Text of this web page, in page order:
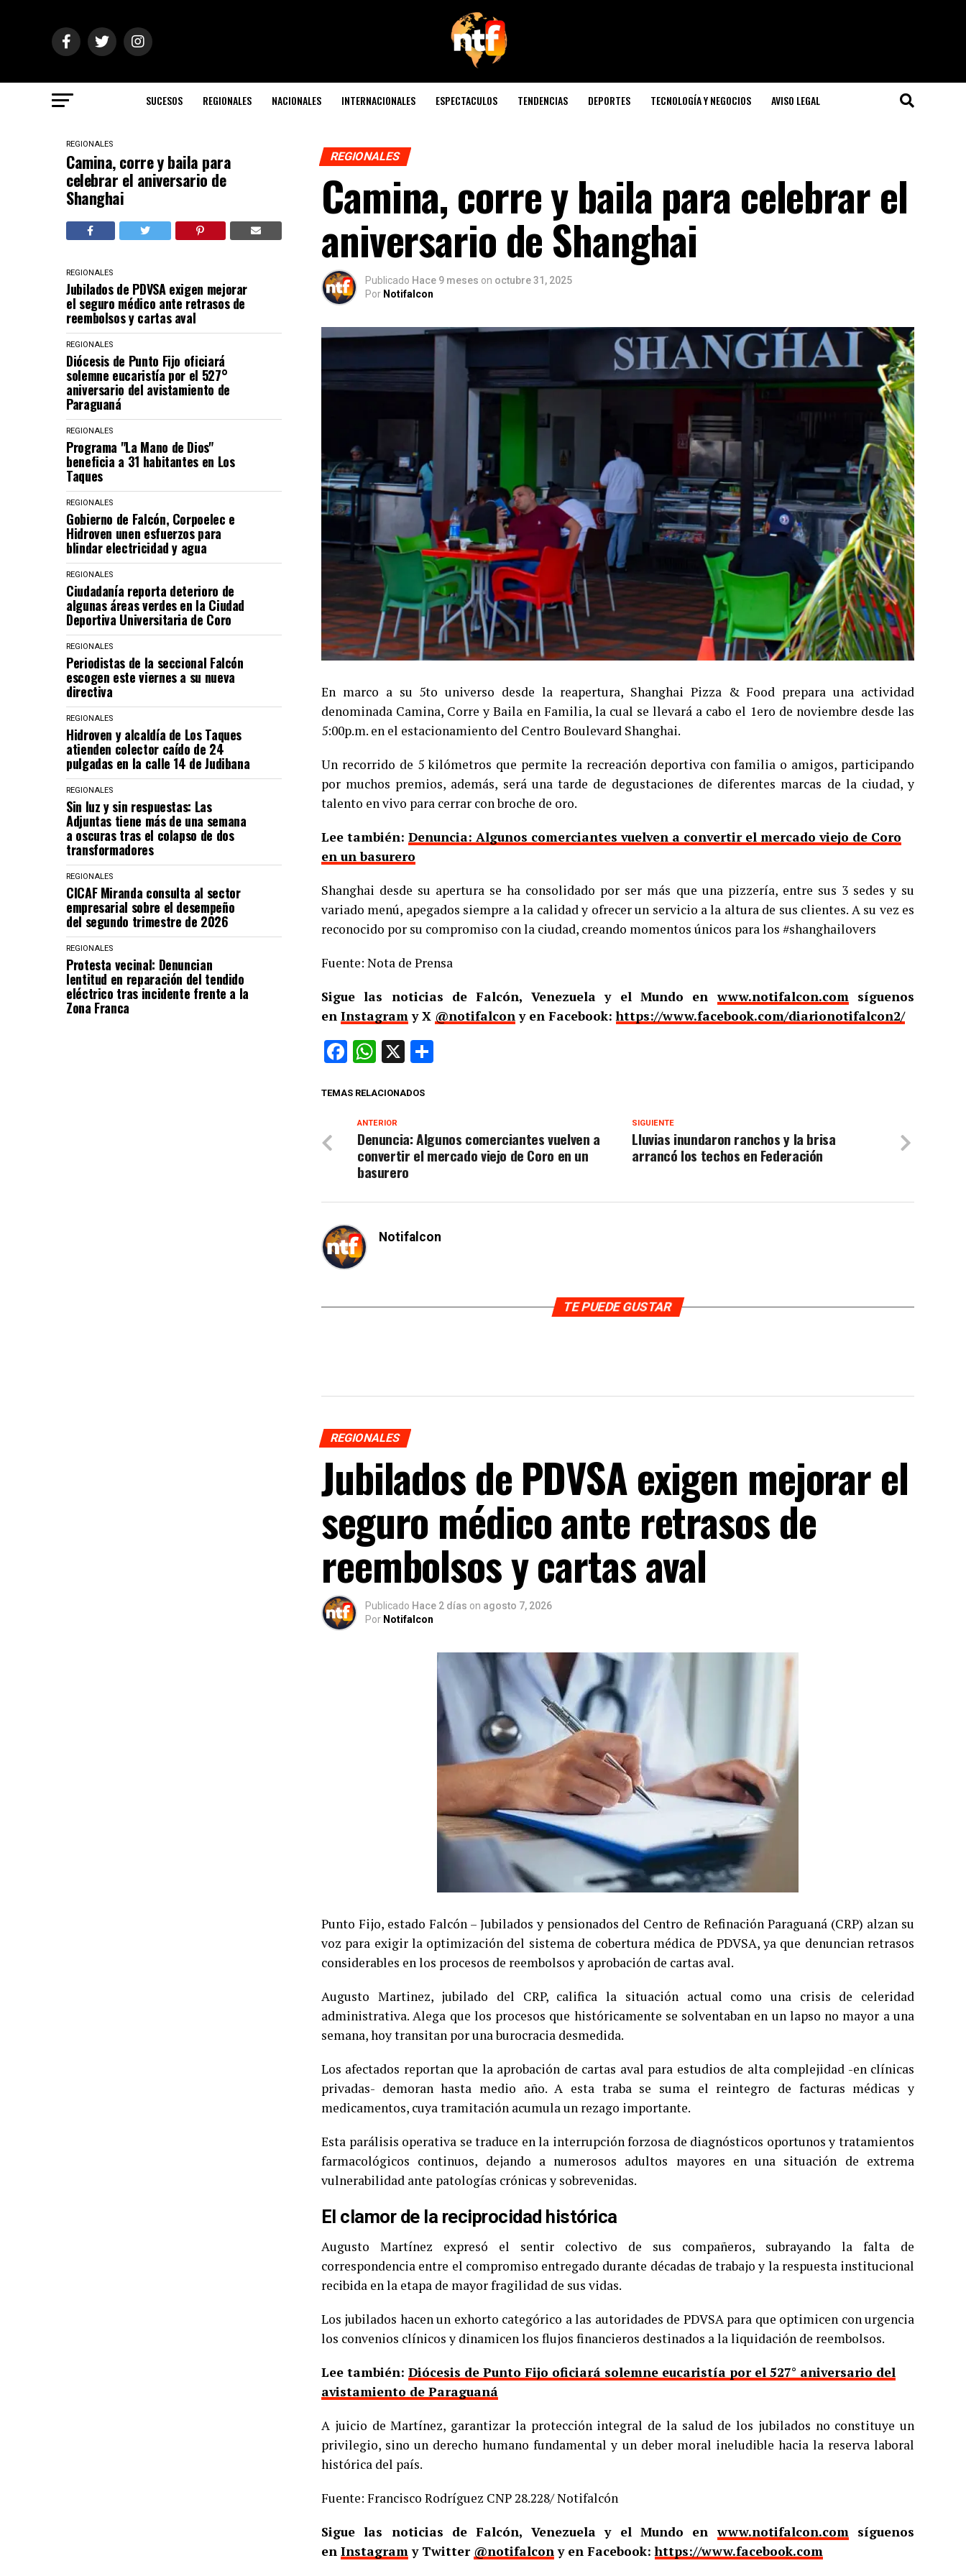
SUCESOS REGIONALES NACIONALES INTERNACIONALES ESPECTACULOS TENDENCIAS DEPORTES TECNOLOGÍA Y NEGOCIOS AVISO LEGAL
REGIONALES
Camina, corre y baila para
celebrar el aniversario de
Shanghai
REGIONALES
Jubilados de PDVSA exigen mejorar
el seguro médico ante retrasos de
reembolsos y cartas aval
REGIONALES
Diócesis de Punto Fijo oficiará
solemne eucaristía por el 527°
aniversario del avistamiento de
Paraguaná
REGIONALES
Programa "La Mano de Dios"
beneficia a 31 habitantes en Los
Taques
REGIONALES
Gobierno de Falcón, Corpoelec e
Hidroven unen esfuerzos para
blindar electricidad y agua
REGIONALES
Ciudadanía reporta deterioro de
algunas áreas verdes en la Ciudad
Deportiva Universitaria de Coro
REGIONALES
Periodistas de la seccional Falcón
escogen este viernes a su nueva
directiva
REGIONALES
Hidroven y alcaldía de Los Taques
atienden colector caído de 24
pulgadas en la calle 14 de Judibana
REGIONALES
Sin luz y sin respuestas: Las
Adjuntas tiene más de una semana
a oscuras tras el colapso de dos
transformadores
REGIONALES
CICAF Miranda consulta al sector
empresarial sobre el desempeño
del segundo trimestre de 2026
REGIONALES
Protesta vecinal: Denuncian
lentitud en reparación del tendido
eléctrico tras incidente frente a la
Zona Franca
REGIONALES
Camina, corre y baila para celebrar el
aniversario de Shanghai
Publicado Hace 9 meses on octubre 31, 2025
Por Notifalcon
En marco a su 5to universo desde la reapertura, Shanghai Pizza & Food prepara una actividad
denominada Camina, Corre y Baila en Familia, la cual se llevará a cabo el 1ero de noviembre desde las
5:00p.m. en el estacionamiento del Centro Boulevard Shanghai.
Un recorrido de 5 kilómetros que permite la recreación deportiva con familia o amigos, participando
por muchos premios, además, será una tarde de degustaciones de diferentes marcas de la ciudad, y
talento en vivo para cerrar con broche de oro.
Lee también: Denuncia: Algunos comerciantes vuelven a convertir el mercado viejo de Coro
en un basurero
Shanghai desde su apertura se ha consolidado por ser más que una pizzería, entre sus 3 sedes y su
variado menú, apegados siempre a la calidad y ofrecer un servicio a la altura de sus clientes. A su vez es
reconocido por su compromiso con la ciudad, creando momentos únicos para los #shanghailovers
Fuente: Nota de Prensa
Sigue las noticias de Falcón, Venezuela y el Mundo enwww.notifalcon.comsíguenos
en Instagramy X @notifalcony en Facebook:https://www.facebook.com/diarionotifalcon2/
Facebook
WhatsApp
X
TEMAS RELACIONADOS
SIGUIENTE
Lluvias inundaron ranchos y la brisa
arrancó los techos en Federación
ANTERIOR
Denuncia: Algunos comerciantes vuelven a
convertir el mercado viejo de Coro en un
basurero
Notifalcon
TE PUEDE GUSTAR
REGIONALES
Jubilados de PDVSA exigen mejorar el
seguro médico ante retrasos de
reembolsos y cartas aval
Publicado Hace 2 días on agosto 7, 2026
Por Notifalcon
Punto Fijo, estado Falcón – Jubilados y pensionados del Centro de Refinación Paraguaná (CRP) alzan su
voz para exigir la optimización del sistema de cobertura médica de PDVSA, ya que denuncian retrasos
considerables en los procesos de reembolsos y aprobación de cartas aval.
Augusto Martinez, jubilado del CRP, califica la situación actual como una crisis de celeridad
administrativa. Alega que los procesos que históricamente se solventaban en un lapso no mayor a una
semana, hoy transitan por una burocracia desmedida.
Los afectados reportan que la aprobación de cartas aval para estudios de alta complejidad -en clínicas
privadas- demoran hasta medio año. A esta traba se suma el reintegro de facturas médicas y
medicamentos, cuya tramitación acumula un rezago importante.
Esta parálisis operativa se traduce en la interrupción forzosa de diagnósticos oportunos y tratamientos
farmacológicos continuos, dejando a numerosos adultos mayores en una situación de extrema
vulnerabilidad ante patologías crónicas y sobrevenidas.
El clamor de la reciprocidad histórica
Augusto Martínez expresó el sentir colectivo de sus compañeros, subrayando la falta de
correspondencia entre el compromiso entregado durante décadas de trabajo y la respuesta institucional
recibida en la etapa de mayor fragilidad de sus vidas.
Los jubilados hacen un exhorto categórico a las autoridades de PDVSA para que optimicen con urgencia
los convenios clínicos y dinamicen los flujos financieros destinados a la liquidación de reembolsos.
Lee también: Diócesis de Punto Fijo oficiará solemne eucaristía por el 527° aniversario del
avistamiento de Paraguaná
A juicio de Martínez, garantizar la protección integral de la salud de los jubilados no constituye un
privilegio, sino un derecho humano fundamental y un deber moral ineludible hacia la reserva laboral
histórica del país.
Fuente: Francisco Rodríguez CNP 28.228/ Notifalcón
Sigue las noticias de Falcón, Venezuela y el Mundo enwww.notifalcon.comsíguenos
en Instagramy Twitter @notifalcony en Facebook:https://www.facebook.com